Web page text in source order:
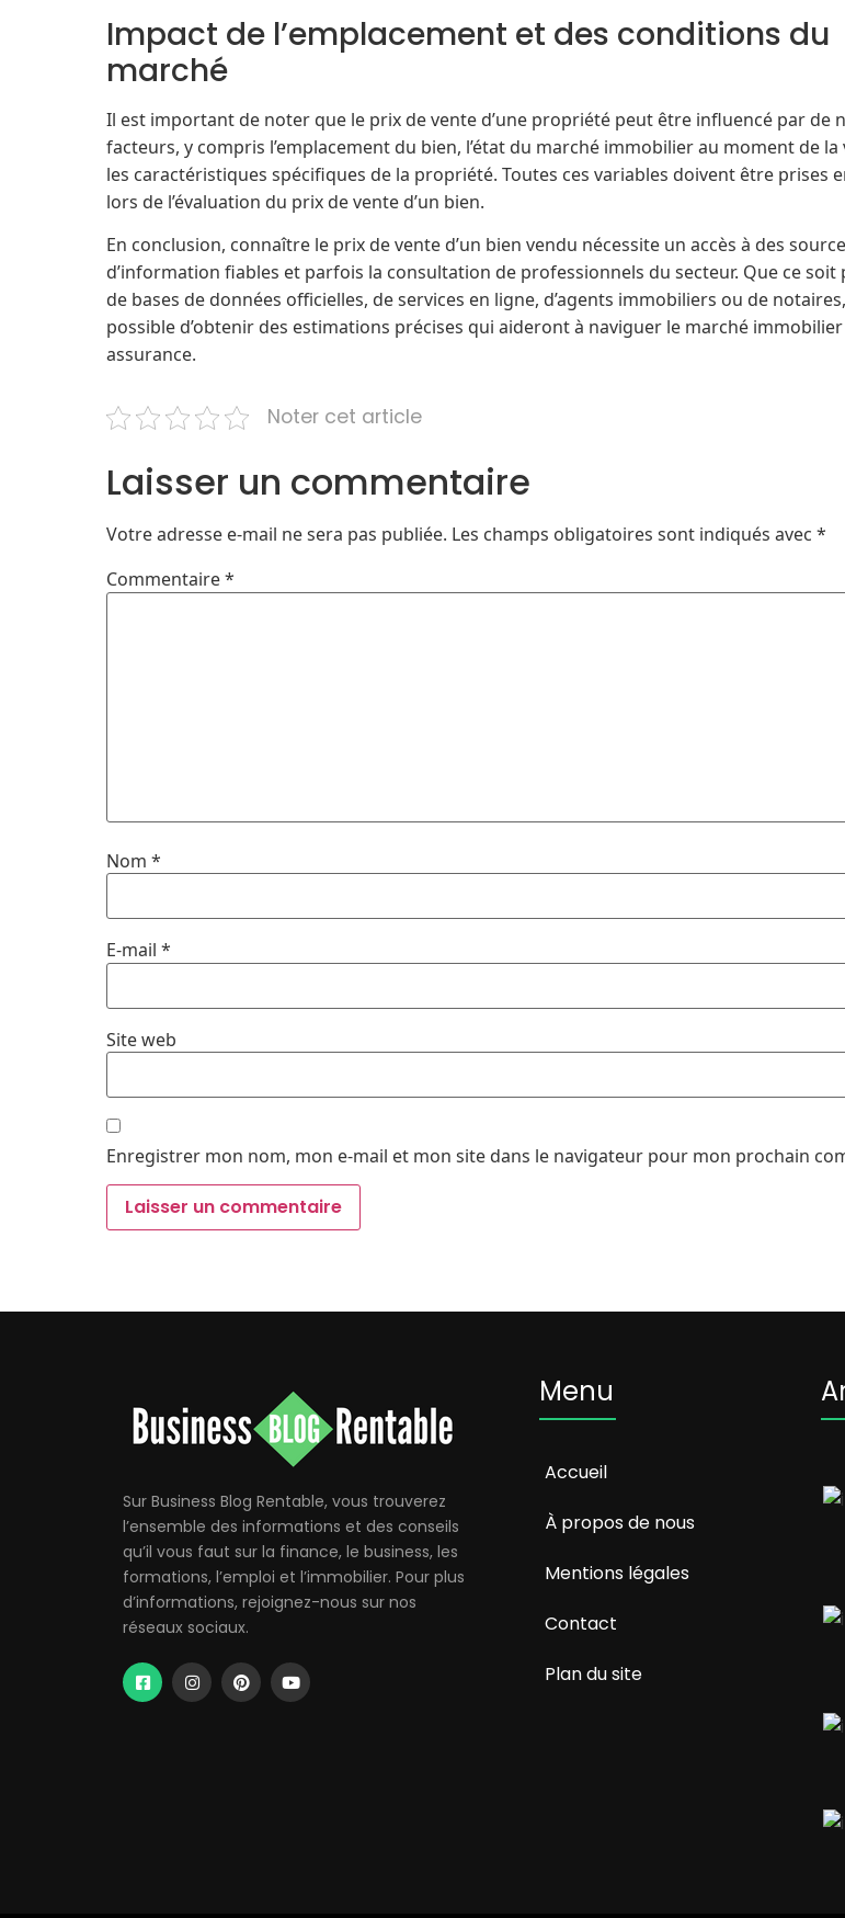
Impact de l’emplacement et des conditions du
marché
Il est important de noter que le prix de vente d’une propriété peut être influencé par de
facteurs, y compris l’emplacement du bien, l’état du marché immobilier au moment de la
les caractéristiques spécifiques de la propriété. Toutes ces variables doivent être prises
lors de l’évaluation du prix de vente d’un bien.
En conclusion, connaître le prix de vente d’un bien vendu nécessite un accès à des
d’information fiables et parfois la consultation de professionnels du secteur. Que ce soit
de bases de données officielles, de services en ligne, d’agents immobiliers ou de
possible d’obtenir des estimations précises qui aideront à naviguer le marché immobilier
assurance.
Noter cet article
Laisser un commentaire
Votre adresse e-mail ne sera pas publiée. Les champs obligatoires sont indiqués avec *
Commentaire*
Nom *
E-mail *
Site web
Enregistrer mon nom, mon e-mail et mon site dans le navigateur pour mon prochain
Sur Business Blog Rentable, vous trouverez
l’ensemble des informations et des conseils
qu’il vous faut sur la finance, le business, les
formations, l’emploi et l’immobilier. Pour plus
d’informations, rejoignez-nous sur nos
réseaux sociaux.
Menu
Accueil
À propos de nous
Mentions légales
Contact
Plan du site